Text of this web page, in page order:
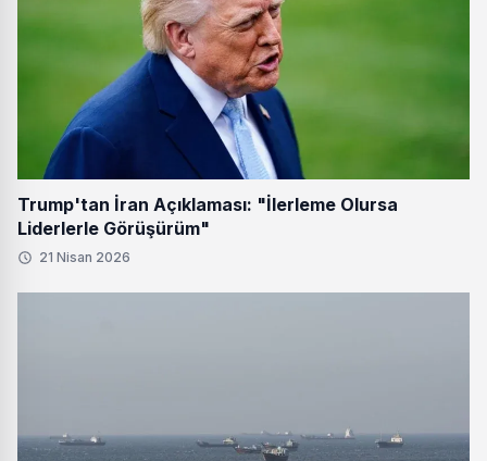
Trump'tan İran Açıklaması: "İlerleme Olursa
Liderlerle Görüşürüm"
21 Nisan 2026